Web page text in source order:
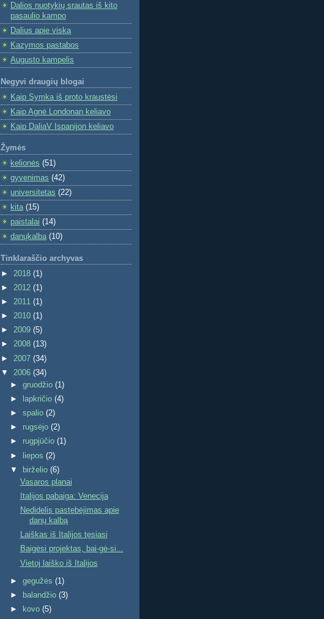
Dalios nuotykių srautas iš kito
pasaulio kampo
Dalius apie viską
Kazymos pastabos
Augusto kampelis
Negyvi draugių blogai
Kaip Symka iš proto kraustėsi
Kaip Agnė Londonan keliavo
Kaip DaliaV Ispanijon keliavo
Žymės
kelionės (51)
gyvenimas (42)
universitetas (22)
kita (15)
paistalai (14)
danųkalba (10)
Tinklaraščio archyvas
► 2018 (1)
► 2012 (1)
► 2011 (1)
► 2010 (1)
► 2009 (5)
► 2008 (13)
► 2007 (34)
▼ 2006 (34)
►gruodžio(1)
►
lapkričio(4)
►spalio(2)
► rugsėjo(2)
► rugpjūčio(1)
►
liepos(2)
▼
birželio(6)
Vasaros planai
Italijos pabaiga: Venecija
Nedidelis pastebėjimas apie
danų kalbą
Laiškas iš Italijos tęsiasi
Baigėsi projektas, bai-gė-si...
Vietoj laiško iš Italijos
►gegužės(1)
►
balandžio(3)
►
kovo(5)